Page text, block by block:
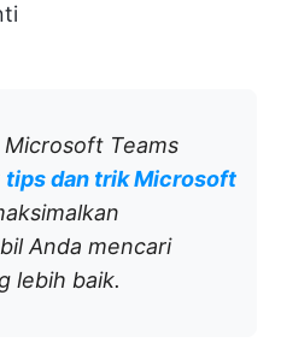
Teams
tips dan trik Microsoft
Anda mencari
lebih baik.